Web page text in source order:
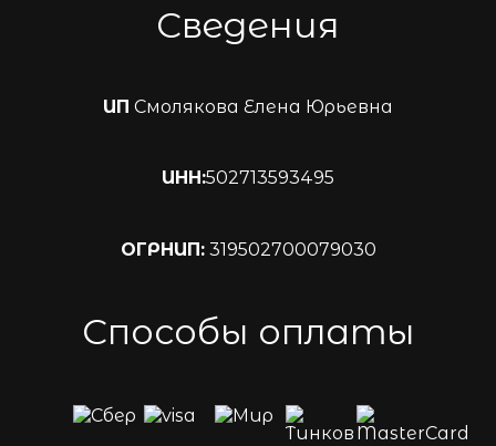
Сведения
ИП Смолякова Елена Юрьевна
ИНН:502713593495
ОГРНИП:319502700079030
Способы оплаты